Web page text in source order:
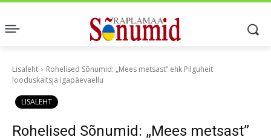
Lisaleht
Rohelised Sõnumid: „Mees metsast” ehk Pilguheit
looduskaitsja igapäevaellu
LISALEHT
Rohelised Sõnumid: „Mees metsast”